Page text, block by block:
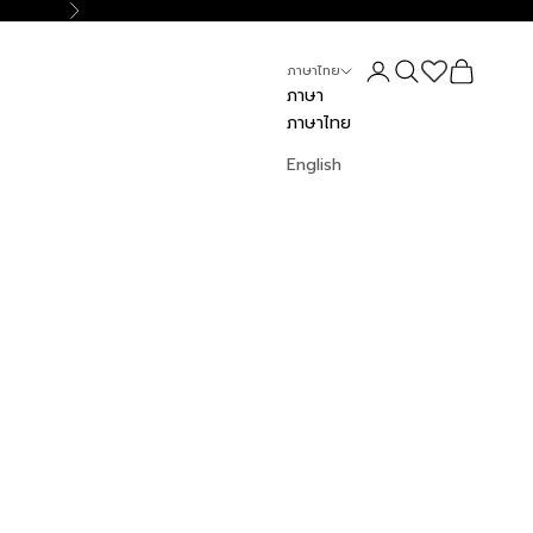
ถัดไป
ภาษาไทย
ภาษา
ภาษาไทย
English
เข้าสู่ระบบ
ค้นหา ตะกร้าสินค้า